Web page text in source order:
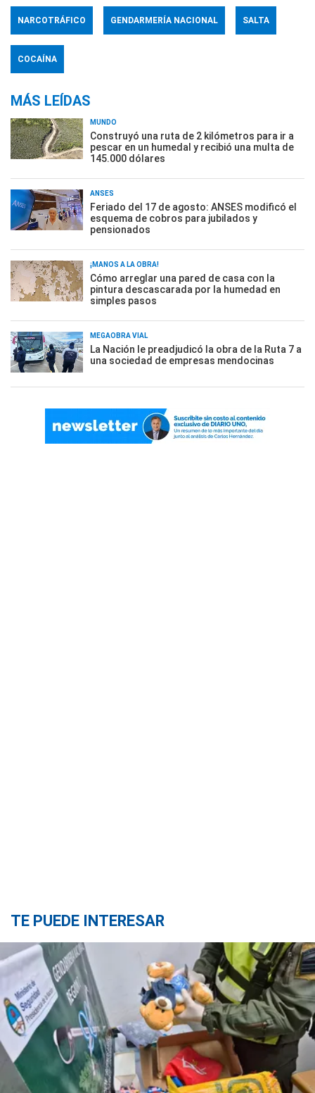
NARCOTRÁFICO GENDARMERÍA NACIONAL SALTA
COCAÍNA
MÁS LEÍDAS
MUNDO
Construyó una ruta de 2 kilómetros para ir a
pescar en un humedal y recibió una multa de
145.000 dólares
ANSES
Feriado del 17 de agosto: ANSES modificó el
esquema de cobros para jubilados y
pensionados
¡MANOS A LA OBRA!
Cómo arreglar una pared de casa con la
pintura descascarada por la humedad en
simples pasos
MEGAOBRA VIAL
La Nación le preadjudicó la obra de la Ruta 7 a
una sociedad de empresas mendocinas
TE PUEDE INTERESAR